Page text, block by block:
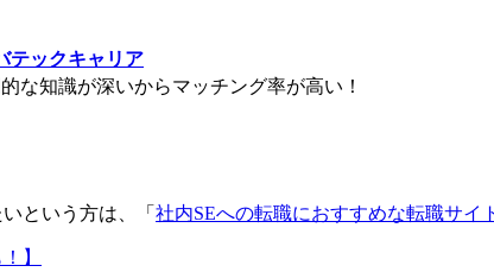
テックキャリア
な知識が深いからマッチング率が高い！
という方は、「 社内SEへの転職におすすめな転職サイ
】